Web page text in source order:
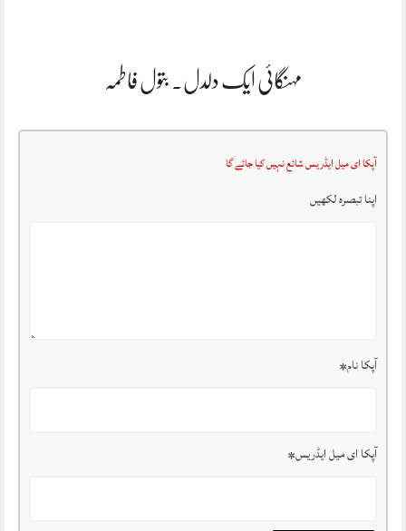
مہنگائی ایک دلدل. بتول فاطمہ
آپکا ای میل ایڈریس شائع نہیں کیا جائے گا
اپنا تبصرہ لکھیں
آپکا نام*
آپکا ای میل ایڈریس*